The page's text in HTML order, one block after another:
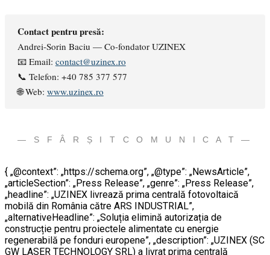
Contact pentru presă:
Andrei-Sorin Baciu — Co-fondator UZINEX
📧 Email: contact@uzinex.ro
📞 Telefon: +40 785 377 577
🌐 Web: www.uzinex.ro
— S F Â R Ș I T C O M U N I C A T —
{ „@context”: „https://schema.org”, „@type”: „NewsArticle”,
„articleSection”: „Press Release”, „genre”: „Press Release”,
„headline”: „UZINEX livrează prima centrală fotovoltaică
mobilă din România către ARS INDUSTRIAL”,
„alternativeHeadline”: „Soluția elimină autorizația de
construcție pentru proiectele alimentate cu energie
regenerabilă pe fonduri europene”, „description”: „UZINEX (SC
GW LASER TECHNOLOGY SRL) a livrat prima centrală